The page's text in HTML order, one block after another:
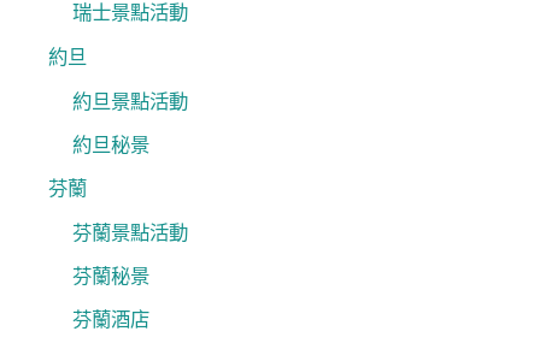
瑞士景點活動
約旦
約旦景點活動
約旦秘景
芬蘭
芬蘭景點活動
芬蘭秘景
芬蘭酒店